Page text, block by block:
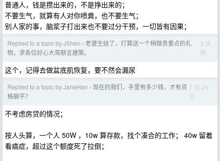
普通人，钱是攒出来的，不是挣出来的；
不要生气，就算有人对你喷粪，也不要生气；
别人家的事，脑浆子打出来也不要过分干预，一切皆有因果；
Replied to a topic by JShen › 老婆生娃了，打算送一个稍微贵重点的礼
物，求各位好心大哥献言建策。
3 天
前
这个，记得去做盆底肌恢复，要不然会漏尿
Replied to a topic by JaneHan › 现在的我们，手里有多少钱，才有资
格躺平？
7 月 29
日
不考虑房贷的情况；
按人头算，一个人 50W ，10w 算存款，找个凑合的工作； 40w 留着
看癌症，超过这个额度死了拉倒；